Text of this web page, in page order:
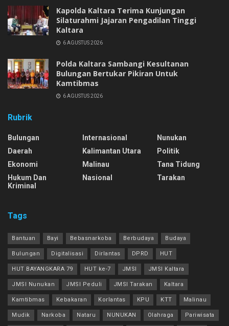
Kapolda Kaltara Terima Kunjungan
Silaturahmi Jajaran Pengadilan Tinggi
Kaltara
6 AGUSTUS 2026
Polda Kaltara Sambangi Kesultanan
Bulungan Bertukar Pikiran Untuk
Kamtibmas
6 AGUSTUS 2026
Rubrik
Bulungan
Daerah
Ekonomi
Hukum Dan
Kriminal
Internasional
Kalimantan Utara
Malinau
Nasional
Nunukan
Politik
Tana Tidung
Tarakan
Tags
Bantuan Bayi Bebasnarkoba Berbudaya Budaya
Bulungan Digitalisasi Dirlantas DPRD HUT
HUT BAYANGKARA 79 HUT ke-7 JMSI JMSI Kaltara
JMSI Nunukan JMSI Peduli JMSI Tarakan Kaltara
Kamtibmas Kebakaran Korlantas KPU KTT Malinau
Mudik Narkoba Nataru NUNUKAN Olahraga Pariwisata